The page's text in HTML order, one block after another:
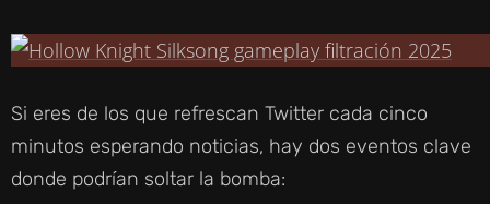
Si eres de los que refrescan Twitter cada cinco
minutos esperando noticias, hay dos eventos clave
donde podrían soltar la bomba: